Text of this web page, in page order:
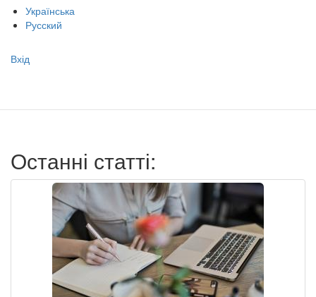
Українська
Русский
Меню
записи
Вхід
Останні статті: